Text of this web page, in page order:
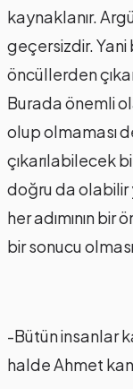
kaynaklanır.
geçersizdir. Yani
öncüllerden
Burada önemli
olup olmaması
çıkarılabilecek
doğru da olabilir
her adımının
bir sonucu
-Bütün insanlar
halde Ahmet